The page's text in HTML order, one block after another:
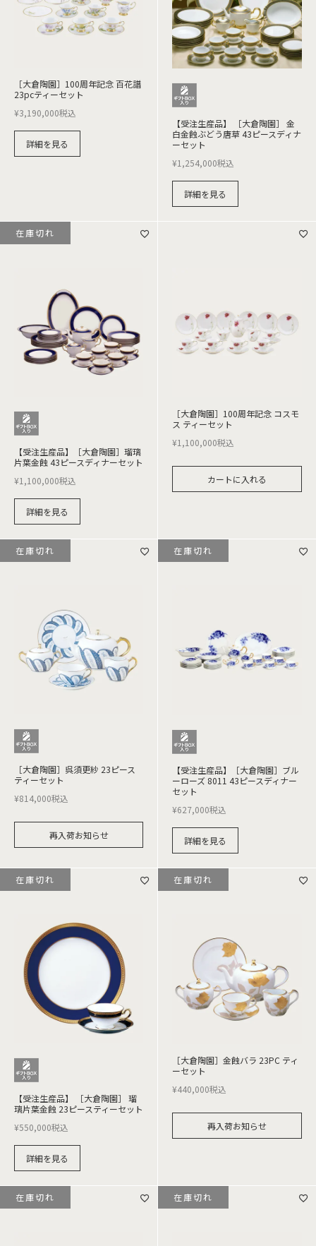
［大倉陶園］100周年記念 百花譜
23pcティーセット
¥3,190,000税込
詳細を見る
【受注生産品】 ［大倉陶園］ 金
白金蝕ぶどう唐草 43ピースディナ
ーセット
¥1,254,000税込
詳細を見る
【受注生産品】［大倉陶園］瑠璃
片葉金蝕 43ピースディナーセット
¥1,100,000税込
詳細を見る
在庫切れ
［大倉陶園］100周年記念 コスモ
ス ティーセット
¥1,100,000税込
カートに入れる
［大倉陶園］呉須更紗 23ピース
ティーセット
¥814,000税込
再入荷お知らせ
在庫切れ
【受注生産品】［大倉陶園］ブル
ーローズ 8011 43ピースディナー
セット
¥627,000税込
詳細を見る
在庫切れ
【受注生産品】 ［大倉陶園］ 瑠
璃片葉金蝕 23ピースティーセット
¥550,000税込
詳細を見る
在庫切れ
［大倉陶園］金蝕バラ 23PC ティ
ーセット
¥440,000税込
再入荷お知らせ
在庫切れ
在庫切れ 在庫切れ